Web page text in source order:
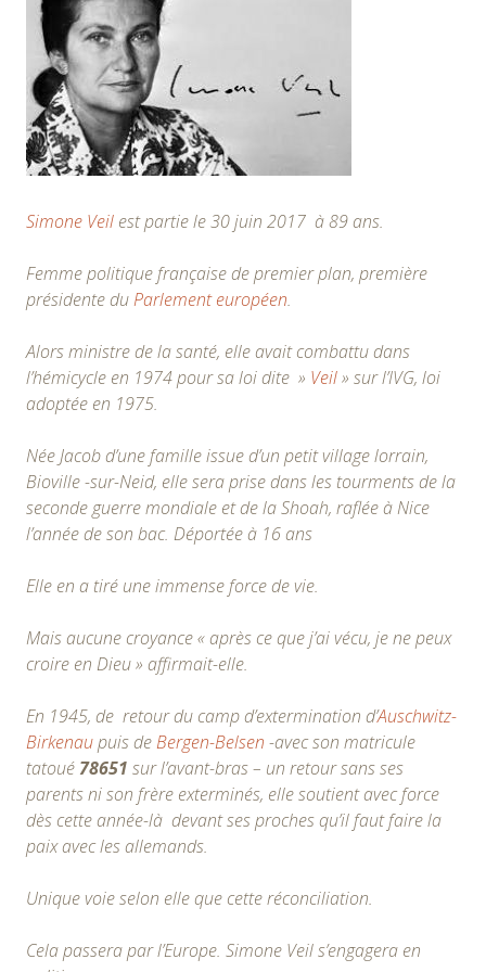
Simone Veil est partie le 30 juin 2017 à 89 ans.
Femme politique française de premier plan, première
présidente duParlement européen.
Alors ministre de la santé, elle avait combattu dans
l’hémicycle en 1974 pour sa loi dite » Veil» sur l’IVG, loi
adoptée en 1975.
Née Jacob d’une famille issue d’un petit village lorrain,
Bioville -sur-Neid, elle sera prise dans les tourments de la
seconde guerre mondiale et de la Shoah, raflée à Nice
l’année de son bac. Déportée à 16 ans
Elle en a tiré une immense force de vie.
Mais aucune croyance « après ce que j’ai vécu, je ne peux
croire en Dieu » affirmait-elle.
En 1945, de retour du camp d’extermination d’Auschwitz-
Birkenaupuis deBergen-Belsen -avec son matricule
tatoué 78651 sur l’avant-bras – un retour sans ses
parents ni son frère exterminés, elle soutient avec force
dès cette année-là devant ses proches qu’il faut faire la
paix avec les allemands.
Unique voie selon elle que cette réconciliation.
Cela passera par l’Europe. Simone Veil s’engagera en